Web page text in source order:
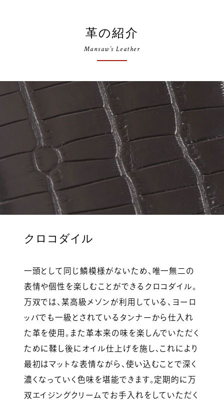
革の紹介
Mansaw’s Leather
クロコダイル
一頭として同じ鱗模様がないため、唯一無二の
表情や個性を楽しむことができるクロコダイル。
万双では、某高級メゾンが利用している、ヨーロ
ッパでも一級とされているタンナーから仕入れ
た革を使用。また革本来の味を楽しんでいただく
ために鞣し後にオイル仕上げを施し、これにより
最初はマットな表情ながら、使い込むことで深く
濃くなっていく色味を堪能できます。定期的に万
双エイジングクリームでお手入れをしていただく